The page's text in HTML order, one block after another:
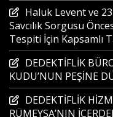
Haluk Levent ve
Savcılık Sorgusu
Tespiti İçin Kapsamlı
DEDEKTİFLİK
KUDU’NUN PEŞİNE
DEDEKTİFLİK
RÜMEYSA’NIN